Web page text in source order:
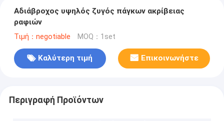
Αδιάβροχος υψηλός ζυγός πάγκων ακρίβειας
ραφιών
Τιμή：negotiable MOQ：1set
Καλύτερη τιμή Επικοινωνήστε
Περιγραφή Προϊόντων